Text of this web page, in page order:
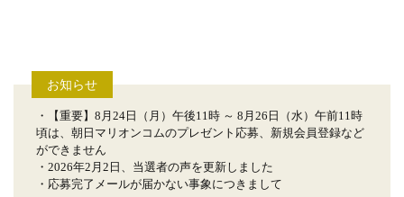
お知らせ
・【重要】8月24日（月）午後11時 ～ 8月26日（水）午前11時
頃は、朝日マリオンコムのプレゼント応募、新規会員登録など
ができません
・2026年2月2日、当選者の声を更新しました
・応募完了メールが届かない事象につきまして